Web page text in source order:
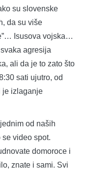
su slovenske
da su više
Isusova vojska…
agresija
ali da je to zato što
sati ujutro, od
je izlaganje
od naših
video spot.
domoroce i
znate i sami. Svi